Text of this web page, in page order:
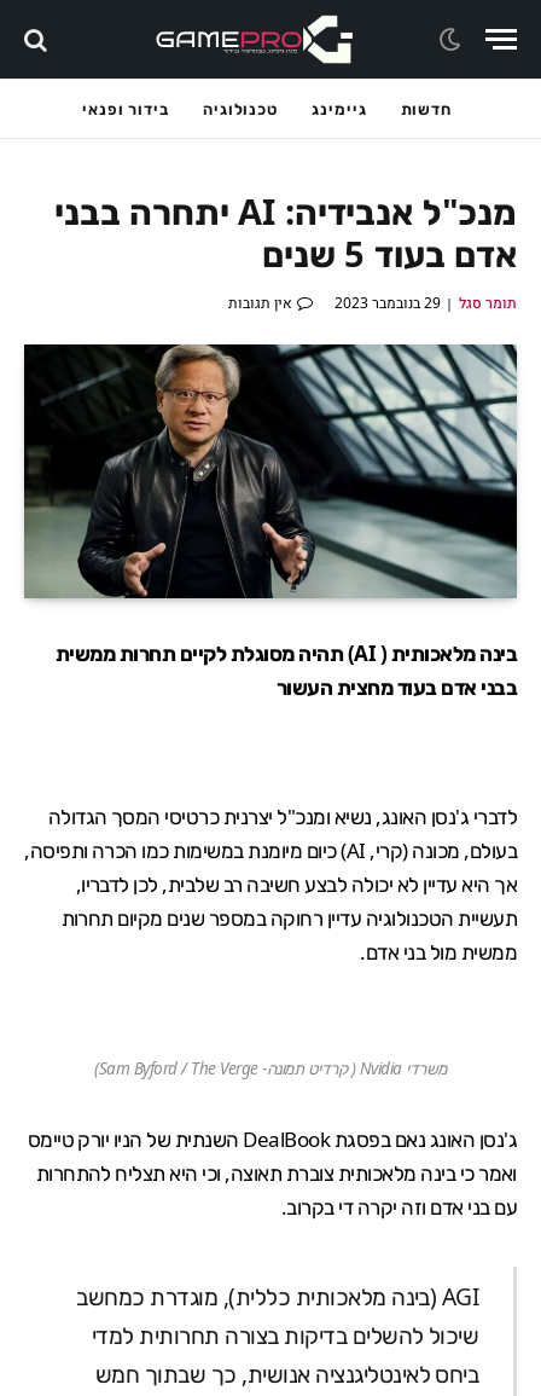
חדשות גיימינג טכנולוגיה בידור ופנאי
מנכ"ל אנבידיה: AI יתחרה בבני
אדם בעוד 5 שנים
תומר סגל 29 בנובמבר 2023 אין תגובות
בינה מלאכותית ( AI) תהיה מסוגלת לקיים תחרות ממשית
בבני אדם בעוד מחצית העשור
לדברי ג'נסן האונג, נשיא ומנכ"ל יצרניתכרטיסי המסך הגדולה
בעולם, מכונה (קרי, AI) כיום מיומנת במשימות כמו הכרה ותפיסה,
אך היא עדיין לא יכולה לבצע חשיבה רב שלבית, לכן לדבריו,
תעשיית הטכנולוגיה עדיין רחוקה במספר שנים מקיום תחרות
ממשית מול בני אדם.
משרדי Nvidia ( קרדיט תמונה- Sam Byford / The Verge)
ג'נסן האונג נאם בפסגת DealBook השנתית של הניו יורק טיימס
ואמר כי בינה מלאכותית צוברת תאוצה, וכי היא תצליח להתחרות
עם בני אדם וזה יקרה די בקרוב.
AGI (בינה מלאכותית כללית), מוגדרת כמחשב
שיכול להשלים בדיקות בצורה תחרותית למדי
ביחס לאינטליגנציה אנושית, כך שבתוך חמש